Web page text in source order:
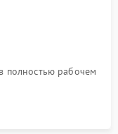
полностью рабочем